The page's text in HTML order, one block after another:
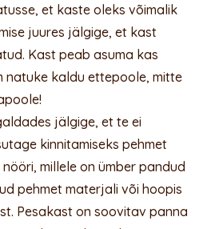
et kaste oleks võimalik
juures jälgige, et kast
Kast peab asuma kas
natuke kaldu ettepoole, mitte
jälgige, et te ei
kinnitamiseks pehmet
millele on ümber pandud
pehmet materjali või hoopis
Pesakast on soovitav panna